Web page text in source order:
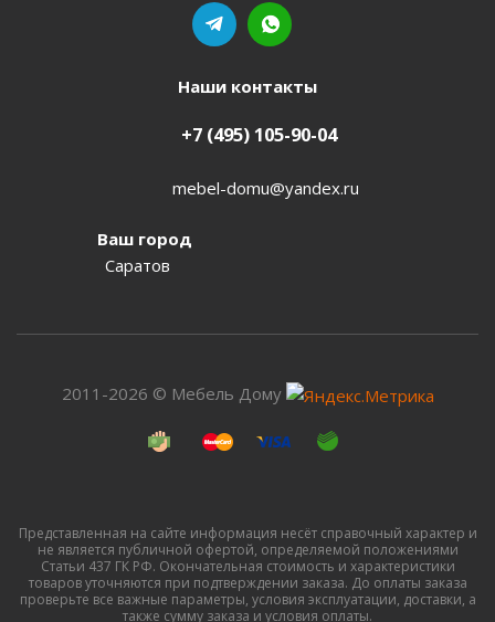
Наши контакты
+7 (495) 105-90-04
mebel-domu@yandex.ru
Ваш город
Саратов
2011-2026 © Мебель Дому
Представленная на сайте информация несёт справочный характер и
не является публичной офертой, определяемой положениями
Статьи 437 ГК РФ. Окончательная стоимость и характеристики
товаров уточняются при подтверждении заказа. До оплаты заказа
проверьте все важные параметры, условия эксплуатации, доставки, а
также сумму заказа и условия оплаты.